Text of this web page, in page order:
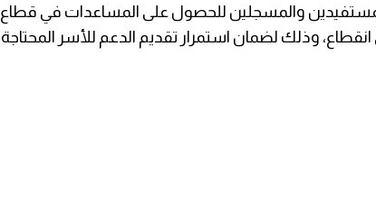
المستفيدين والمسجلين للحصول على المساعدات في قطاع
وذلك لضمان استمرار تقديم الدعم للأسر المحتاجة